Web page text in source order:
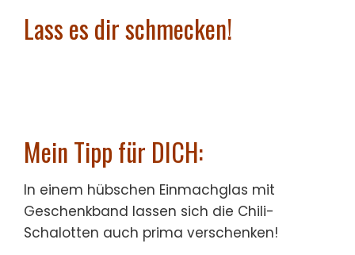
Lass es dir schmecken!
Mein Tipp für DICH:
In einem hübschen Einmachglas mit
Geschenkband lassen sich die Chili-
Schalotten auch prima verschenken!